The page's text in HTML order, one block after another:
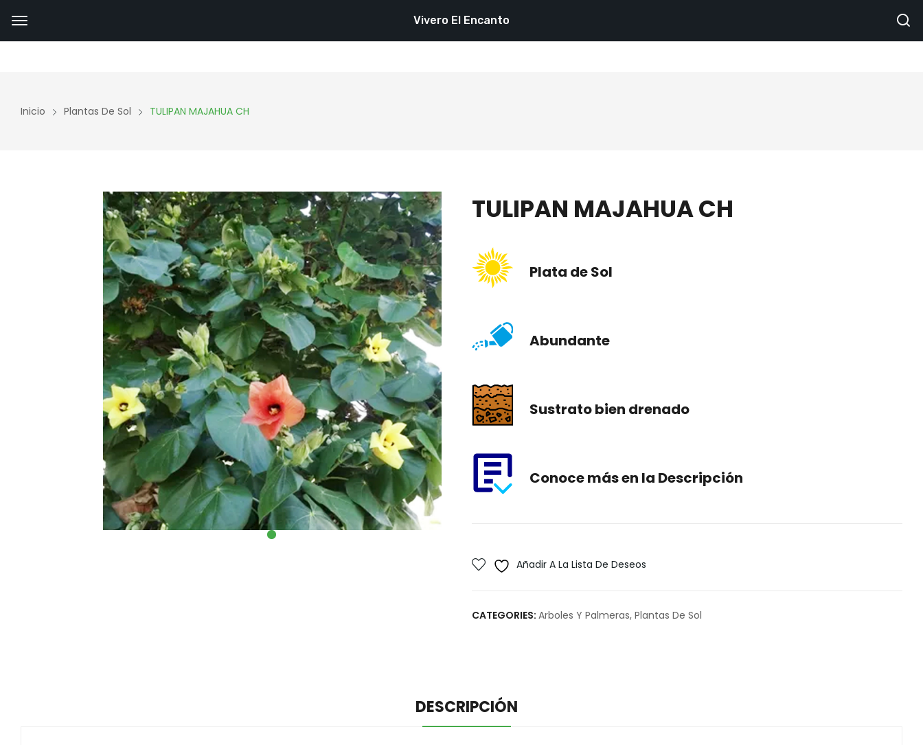
Inicio Plantas De Sol TULIPAN MAJAHUA CH
TULIPAN MAJAHUA CH
Plata de Sol
Abundante
Sustrato bien drenado
Conoce más en la Descripción
Añadir A La Lista De Deseos
CATEGORIES: Arboles Y Palmeras, Plantas De Sol
DESCRIPCIÓN
Vivero El Encanto